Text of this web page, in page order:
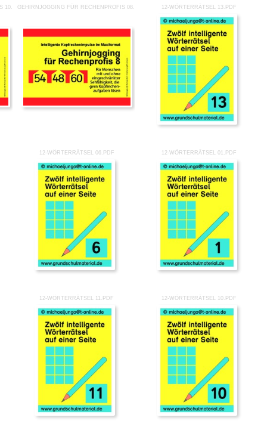
10.PDFGEHIRNJOGGING FÜR RECHENPROFIS 08.PDF 12-WÖRTERRÄTSEL 13.PDF
12-WÖRTERRÄTSEL 06.PDF 12-WÖRTERRÄTSEL 01.PDF
12-WÖRTERRÄTSEL 11.PDF 12-WÖRTERRÄTSEL 10.PDF